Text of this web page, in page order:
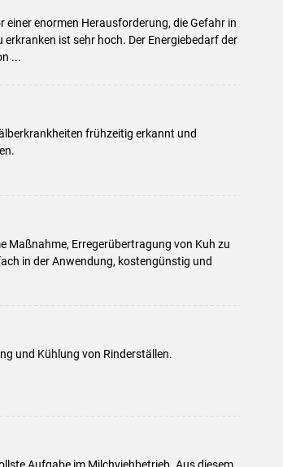
enormen Herausforderung, die Gefahr in
ist sehr hoch. Der Energiebedarf der
...
frühzeitig erkannt und
Maßnahme, Erregerübertragung von Kuh zu
in der Anwendung, kostengünstig und
und Kühlung von Rinderställen.